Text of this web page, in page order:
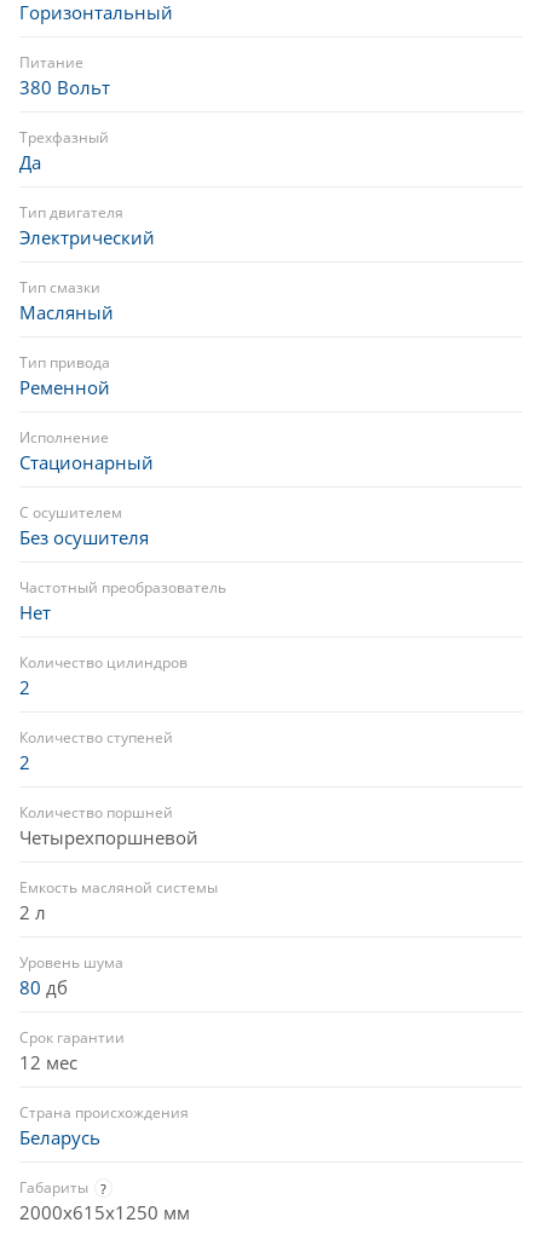
Горизонтальный
Питание
380 Вольт
Трехфазный
Да
Тип двигателя
Электрический
Тип смазки
Масляный
Тип привода
Ременной
Исполнение
Стационарный
С осушителем
Без осушителя
Частотный преобразователь
Нет
Количество цилиндров
2
Количество ступеней
2
Количество поршней
Четырехпоршневой
Емкость масляной системы
2 л
Уровень шума
80 дб
Срок гарантии
12 мес
Страна происхождения
Беларусь
Габариты ?
2000x615x1250 мм